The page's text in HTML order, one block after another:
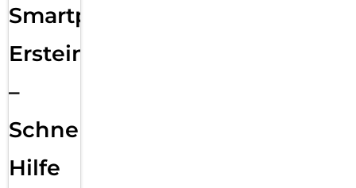
Smartphone
Ersteinrichtung
–
Schnelle
Hilfe